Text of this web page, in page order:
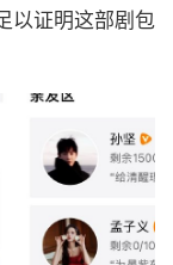
以证明这部剧包